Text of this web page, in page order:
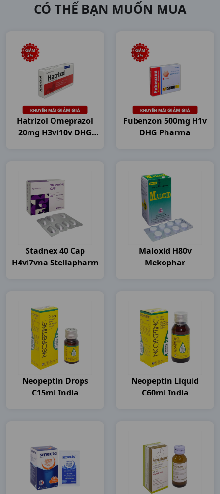
CÓ THỂ BẠN MUỐN MUA
Hatrizol Omeprazol
20mg H3vi10v DHG
Fubenzon 500mg H1v
DHG Pharma
Stadnex 40 Cap
H4vi7vna Stellapharm
Maloxid H80v
Mekophar
Neopeptin Drops
C15ml India
Neopeptin Liquid
C60ml India